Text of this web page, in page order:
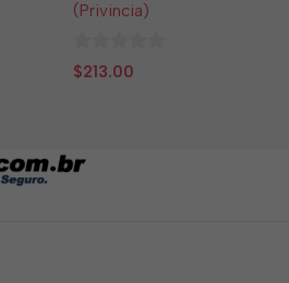
(Privincia)
0
$213.00